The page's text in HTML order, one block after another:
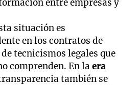
entre empresas y
situación es
en los contratos de
tecnicismos legales que
comprenden. En laera
también se